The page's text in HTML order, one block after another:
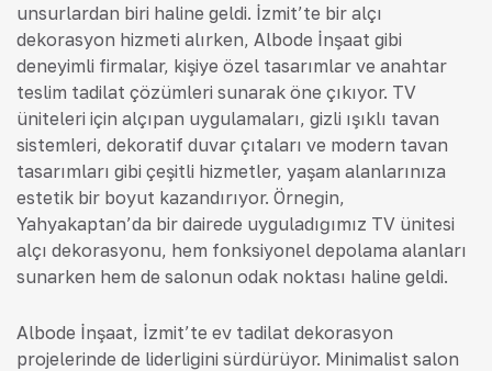
unsurlardan biri haline geldi. İzmit’te bir alçı
dekorasyon hizmeti alırken, Albode İnşaat gibi
deneyimli firmalar, kişiye özel tasarımlar ve anahtar
teslim tadilat çözümleri sunarak öne çıkıyor. TV
üniteleri için alçıpan uygulamaları, gizli ışıklı tavan
sistemleri, dekoratif duvar çıtaları ve modern tavan
tasarımları gibi çeşitli hizmetler, yaşam alanlarınıza
estetik bir boyut kazandırıyor. Örneğin,
Yahyakaptan’da bir dairede uyguladığımız TV ünitesi
alçı dekorasyonu, hem fonksiyonel depolama alanları
sunarken hem de salonun odak noktası haline geldi.
Albode İnşaat, İzmit’te ev tadilat dekorasyon
projelerinde de liderliğini sürdürüyor. Minimalist salon